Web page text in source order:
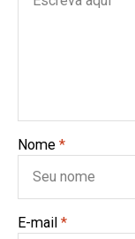
Nome *
E-mail *